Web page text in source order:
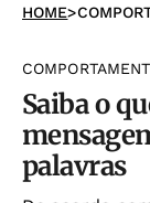
HOME>
Saiba o
palavras